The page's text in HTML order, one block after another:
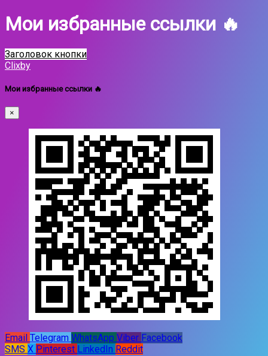
Мои избранные ссылки 🔥
Заголовок кнопки
Clixby
Мои избранные ссылки 🔥
×
Email Telegram WhatsApp Viber Facebook
SMS X Pinterest LinkedIn Reddit